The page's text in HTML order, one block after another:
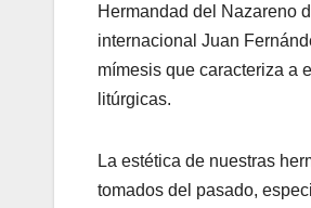
Hermandad del Nazareno
internacional Juan
mímesis que caracteriza a
litúrgicas.
La estética de nuestras
tomados del pasado,